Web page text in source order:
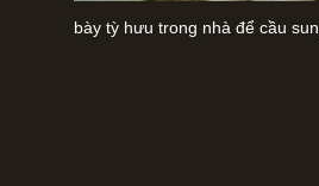
bày tỳ hưu trong nhà để cầu